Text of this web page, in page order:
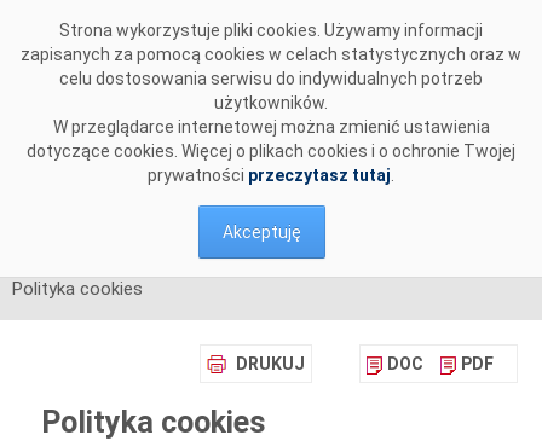
Strona wykorzystuje pliki cookies. Używamy informacji
zapisanych za pomocą cookies w celach statystycznych oraz w
celu dostosowania serwisu do indywidualnych potrzeb
użytkowników.
W przeglądarce internetowej można zmienić ustawienia
dotyczące cookies. Więcej o plikach cookies i o ochronie Twojej
prywatności przeczytasz tutaj
Akceptuję
Polityka cookies
DRUKUJ DOC PDF
Polityka cookies